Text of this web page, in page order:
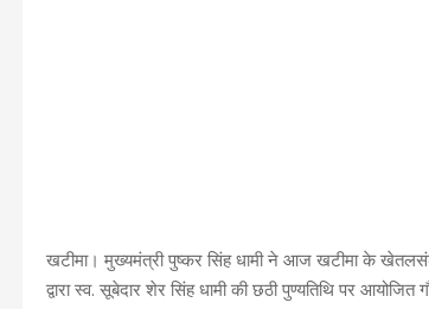
खटीमा। मुख्यमंत्री पुष्कर सिंह धामी ने आज खटीमा के
द्वारा स्व. सूबेदार शेर सिंह धामी की छठी पुण्यतिथि पर